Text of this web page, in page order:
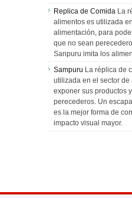
Replica de Comida La
alimentos es utilizada
alimentación, para
que no sean
Sanpuru imita los
Sampuru La réplica de
utilizada en el sector
exponer sus productos
perecederos. Un
es la mejor forma de
impacto visual mayor.